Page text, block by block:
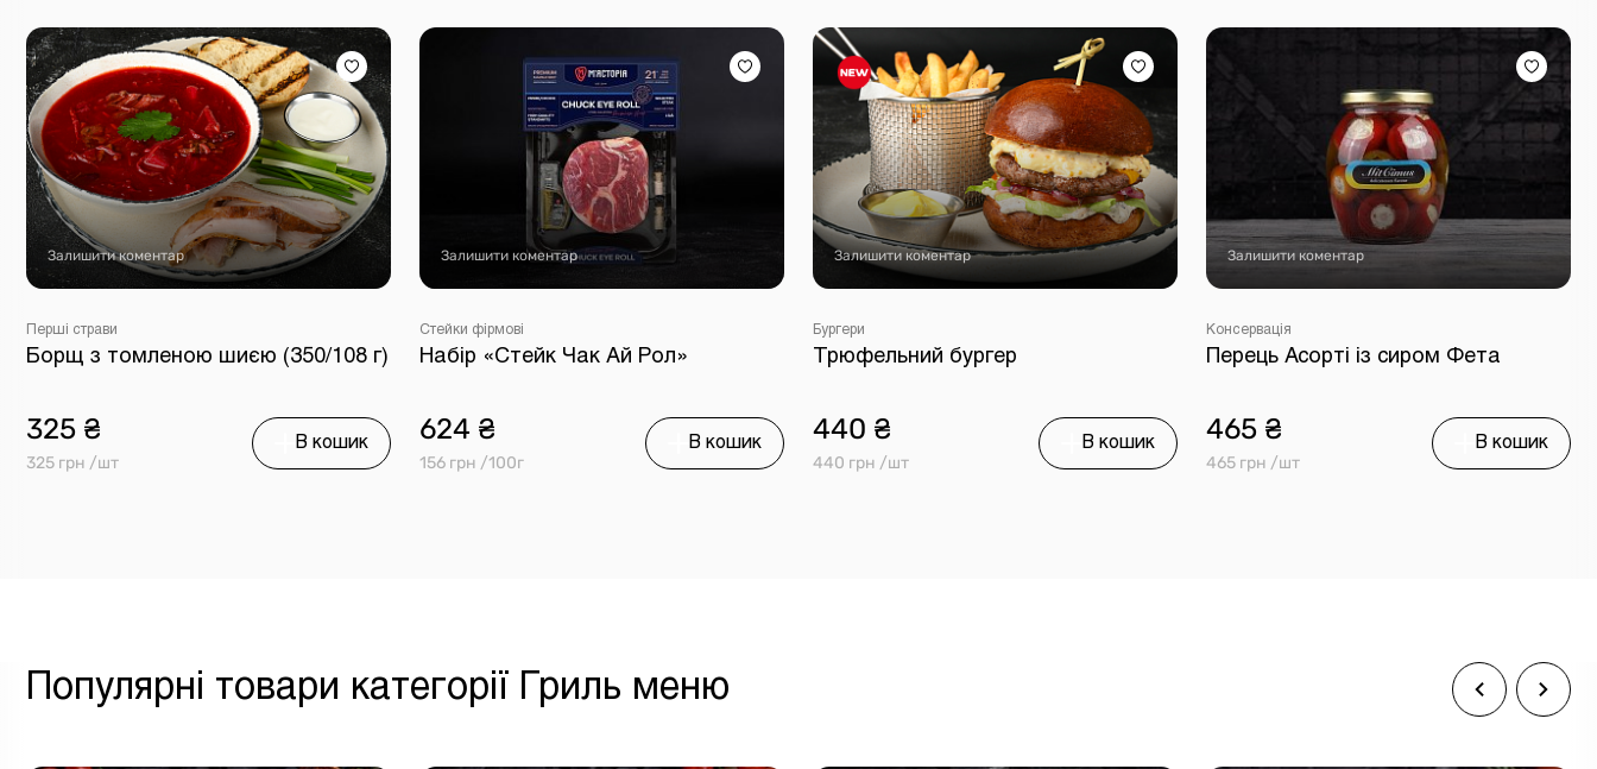
Залишити коментар
Перші страви
Борщ з томленою шиєю (350/108 г)
325 ₴
325 грн /шт
В кошик
Залишити коментар
Стейки фірмові
Набір «Стейк Чак Ай Рол»
624 ₴
156 грн /100г
В кошик
Залишити коментар
Бургери
Трюфельний бургер
440 ₴
440 грн /шт
В кошик
Залишити коментар
Консервація
Перець Асорті із сиром Фета
465 ₴
465 грн /шт
В кошик
Популярні товари категорії Гриль меню